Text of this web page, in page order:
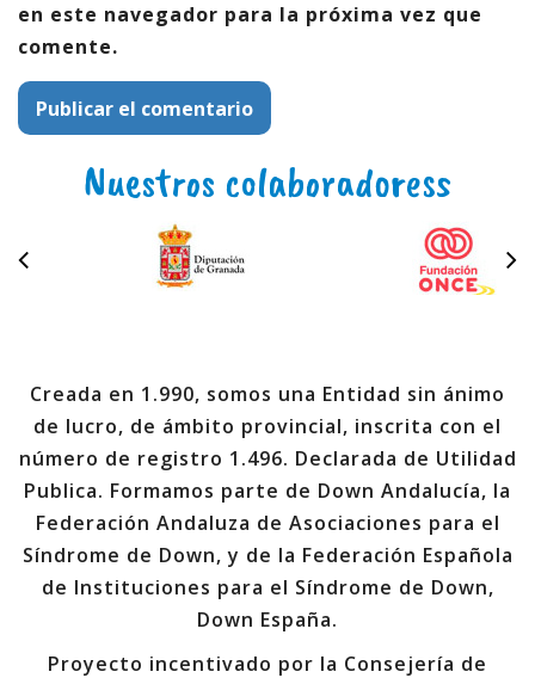
en este navegador para la próxima vez que
comente.
Nuestros colaboradoress
Creada en 1.990, somos una Entidad sin ánimo
de lucro, de ámbito provincial, inscrita con el
número de registro 1.496. Declarada de Utilidad
Publica. Formamos parte de Down Andalucía, la
Federación Andaluza de Asociaciones para el
Síndrome de Down, y de la Federación Española
de Instituciones para el Síndrome de Down,
Down España.
Proyecto incentivado por la Consejería de